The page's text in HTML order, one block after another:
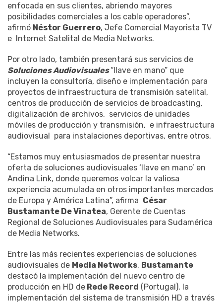
enfocada en sus clientes, abriendo mayores
posibilidades comerciales a los cable operadores”,
afirmó Néstor Guerrero, Jefe Comercial Mayorista TV
e Internet Satelital de Media Networks.
Por otro lado, también presentará sus servicios de
Soluciones Audiovisuales“llave en mano” que
incluyen la consultoría, diseño e implementación para
proyectos de infraestructura de transmisión satelital,
centros de producción de servicios de broadcasting,
digitalización de archivos, servicios de unidades
móviles de producción y transmisión, e infraestructura
audiovisual para instalaciones deportivas, entre otros.
“Estamos muy entusiasmados de presentar nuestra
oferta de soluciones audiovisuales ‘llave en mano’ en
Andina Link, donde queremos volcar la valiosa
experiencia acumulada en otros importantes mercados
de Europa y América Latina”, afirma César
Bustamante De Vinatea, Gerente de Cuentas
Regional de Soluciones Audiovisuales para Sudamérica
de Media Networks.
Entre las más recientes experiencias de soluciones
audiovisuales de Media Networks, Bustamante
destacó la implementación del nuevo centro de
producción en HD de Rede Record (Portugal), la
implementación del sistema de transmisión HD a través